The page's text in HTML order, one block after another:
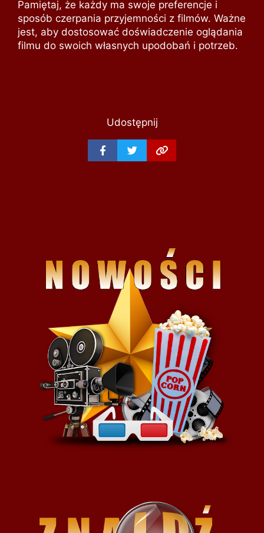
Pamiętaj, że każdy ma swoje preferencje i
sposób czerpania przyjemności z filmów. Ważne
jest, aby dostosować doświadczenie oglądania
filmu do swoich własnych upodobań i potrzeb.
Udostępnij